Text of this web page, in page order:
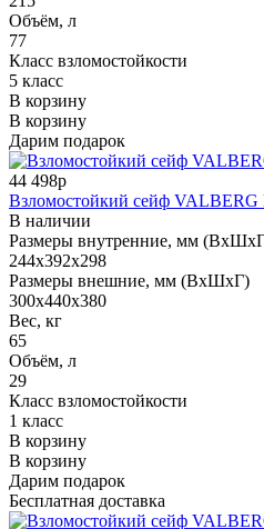
Объём, л
77
Класс взломостойкости
5 класс
В корзину
В корзину
Дарим подарок
44 498р
Взломостойкий сейф
В наличии
Размеры внутренние, мм
244x392x298
Размеры внешние, мм (ВхШхГ)
300x440x380
Вес, кг
65
Объём, л
29
Класс взломостойкости
1 класс
В корзину
В корзину
Дарим подарок
Бесплатная доставка